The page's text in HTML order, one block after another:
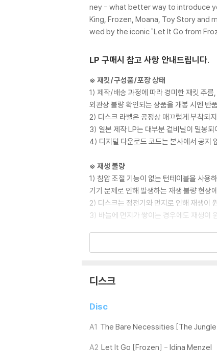
ney - what better way to introduce
King, Frozen, Moana, Toy Story
wed by the iconic "Let It Go from
LP 구매시 참고 사항 안내드립니다.
※ 재킷/구성품/포장 상태
1) 제작/배송 과정에 따라 경미한 재킷 주
외관상 불량 확인되는 상품을 개봉 시엔 반
2) 디스크 라벨은 공정상 매끄럽게 부착되
3) 일본 제작 LP는 대부분 겉비닐이 밀봉되
4) 디지털 다운로드 코드는 본사에서 공지
※ 재생 불량
1) 침압 조절 기능이 없는 턴테이블을 사용
기기 문제로 인해 발생하는 재생 불량 현상
2) 디스크는 정전기와 먼지로 인해 재생이
3) 바늘에 먼지가 쌓이는 경우에도 재생이
1) 열을 가하여 제작하는 바이닐 공정 특성
2) 재생 음역의 왜곡을 최소화 하고 반복 재
는 전용 제품 등을 이용하여 센터 홀을 조정
3) 디스크에 미세한 잔 흠집이 남아있거나
디스크
Disc
A1 The Bare Necessities [The
A2 Let It Go [Frozen] - Idina Menzel